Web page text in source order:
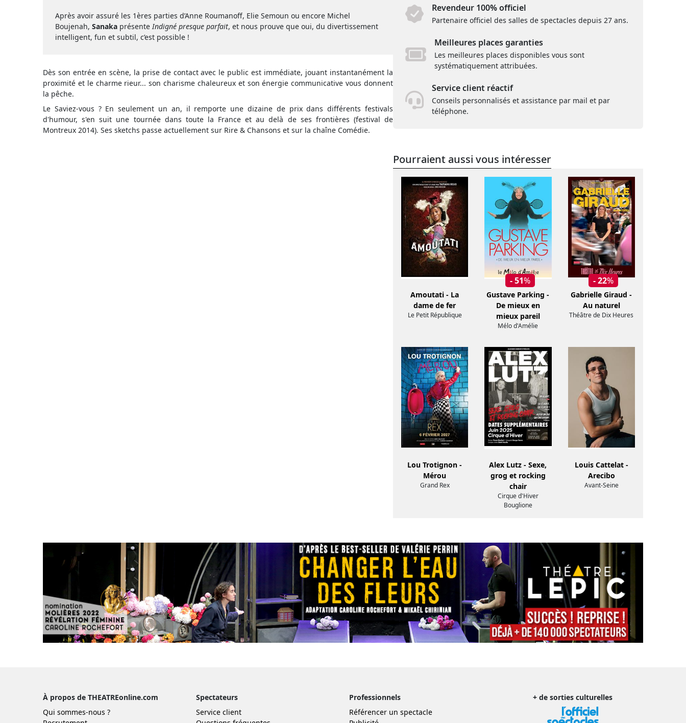
Après avoir assuré les 1ères parties d’Anne Roumanoff, Elie Semoun ou encore Michel
Boujenah, Sanaka présenteIndigné presque parfait, et nous prouve que oui, du divertissement
intelligent, fun et subtil, c’est possible !
Dès son entrée en scène, la prise de contact avec le public est immédiate, jouant instantanément la
proximité et le charme rieur... son charisme chaleureux et son énergie communicative vous donnent
la pêche.
Le Saviez-vous ? En seulement un an, il remporte une dizaine de prix dans différents festivals
d'humour, s'en suit une tournée dans toute la France et au delà de ses frontières (festival de
Montreux 2014). Ses sketchs passe actuellement sur Rire & Chansons et sur la chaîne Comédie.
Revendeur 100% officiel
Partenaire officiel des salles de spectacles depuis 27 ans.
Meilleures places garanties
Les meilleures places disponibles vous sont
systématiquement attribuées.
Service client réactif
Conseils personnalisés et assistance par mail et par
téléphone.
Pourraient aussi vous intéresser
Amoutati - La
dame de fer
Le Petit République
- 51%
Gustave Parking -
De mieux en
mieux pareil
Mélo d'Amélie
- 22%
Gabrielle Giraud -
Au naturel
Théâtre de Dix Heures
Lou Trotignon -
Mérou
Grand Rex
Alex Lutz - Sexe,
grog et rocking
chair
Cirque d'Hiver
Bouglione
Louis Cattelat -
Arecibo
Avant-Seine
À propos de THEATREonline.com
Qui sommes-nous ?
Spectateurs
Service client
Professionnels
Référencer un spectacle
+ de sorties culturelles